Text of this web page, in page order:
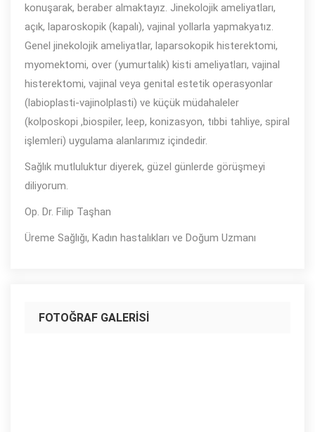
konuşarak, beraber almaktayız. Jinekolojik ameliyatları,
açık, laparoskopik (kapalı), vajinal yollarla yapmakyatız.
Genel jinekolojik ameliyatlar, laparsokopik histerektomi,
myomektomi, over (yumurtalık) kisti ameliyatları, vajinal
histerektomi, vajinal veya genital estetik operasyonlar
(labioplasti-vajinolplasti) ve küçük müdahaleler
(kolposkopi ,biospiler, leep, konizasyon, tıbbi tahliye, spiral
işlemleri) uygulama alanlarımız içindedir.
Sağlık mutluluktur diyerek, güzel günlerde görüşmeyi
diliyorum.
Op. Dr. Filip Taşhan
Üreme Sağlığı, Kadın hastalıkları ve Doğum Uzmanı
FOTOĞRAF GALERISI